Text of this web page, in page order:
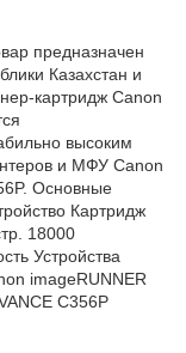
предназначен
Казахстан и
картридж Canon
высоким
и МФУ Canon
Основные
Картридж
18000
Устройства
imageRUNNER
C356P